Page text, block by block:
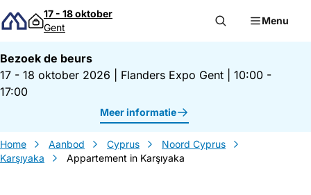
Direct naar inhoud
17 - 18 oktober
Gent
Menu
Bezoek de beurs
17 - 18 oktober 2026
Flanders Expo Gent
10:00 -
17:00
Meer informatie
Home Aanbod Cyprus
Noord Cyprus
Karşıyaka
Appartement in Karşıyaka